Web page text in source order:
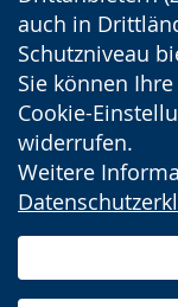
auch in
Schutzniveau
Sie können
Cookie-
widerrufen.
Weitere